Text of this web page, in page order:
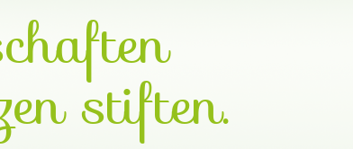
stiften.